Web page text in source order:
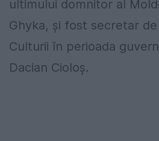
ultimului domnitor al
Ghyka, și fost secretar
Culturii în perioada
Dacian Cioloș.